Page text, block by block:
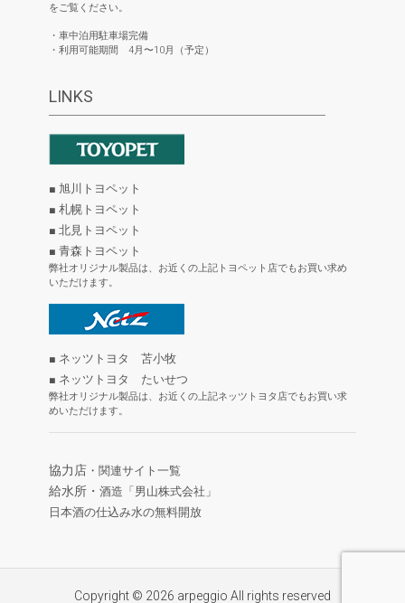
をご覧ください。
・車中泊用駐車場完備
・利用可能期間 4月〜10月（予定）
LINKS
■ 旭川トヨペット
■ 札幌トヨペット
■ 北見トヨペット
■ 青森トヨペット
弊社オリジナル製品は、お近くの上記トヨペット店でもお買い求め
いただけます。
■ ネッツトヨタ 苫小牧
■ ネッツトヨタ たいせつ
弊社オリジナル製品は、お近くの上記ネッツトヨタ店でもお買い求
めいただけます。
協力店 ・関連サイト一覧
給水所・ 酒造「男山株式会社」
日本酒の仕込み水の無料開放
Copyright © 2026 arpeggio All rights reserved